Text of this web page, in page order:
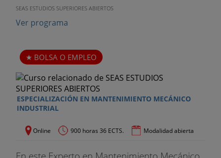
SEAS ESTUDIOS SUPERIORES ABIERTOS
Ver programa
BOLSA O EMPLEO
ESPECIALIZACIÓN EN MANTENIMIENTO MECÁNICO
INDUSTRIAL
Online 900 horas 36 ECTS. Modalidad abierta